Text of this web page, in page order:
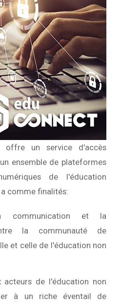
offre un service d'accès
ensemble de plateformes
de l'éducation
comme finalités:
communication et la
la communauté de
et celle de l'éducation non
acteurs de l'éducation non
à un riche éventail de